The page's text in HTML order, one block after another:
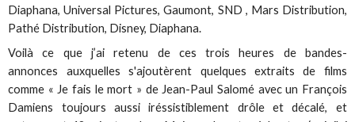
Diaphana, Universal Pictures, Gaumont, SND , Mars Distribution,
Pathé Distribution, Disney, Diaphana.
Voilà ce que j’ai retenu de ces trois heures de bandes-
annonces auxquelles s'ajoutèrent quelques extraits de films
comme « Je fais le mort » de Jean-Paul Salomé avec un François
Damiens toujours aussi iréssistiblement drôle et décalé, et